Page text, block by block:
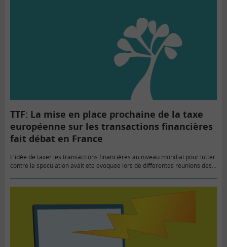
TTF: La mise en place prochaine de la taxe
européenne sur les transactions financières
fait débat en France
L'idée de taxer les transactions financières au niveau mondial pour lutter
contre la spéculation avait été évoquée lors de différentes réunions des